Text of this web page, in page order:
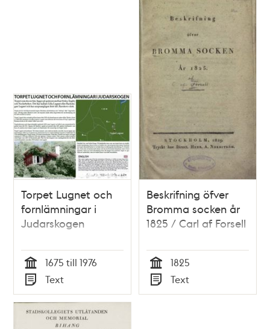
Torpet Lugnet och
fornlämningar i
Judarskogen
Tid
1675 till 1976
Typ
Text
Beskrifning öfver
Bromma socken år
1825 / Carl af Forsell
Tid
1825
Typ
Text